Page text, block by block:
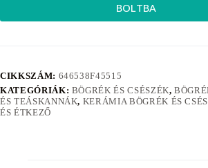
BOLTBA
CIKKSZÁM: 646538F45515
KATEGÓRIÁK: BÖGRÉK ÉS CSÉSZÉK,
ÉS TEÁSKANNÁK, KERÁMIA BÖGRÉK ÉS
ÉS ÉTKEZŐ